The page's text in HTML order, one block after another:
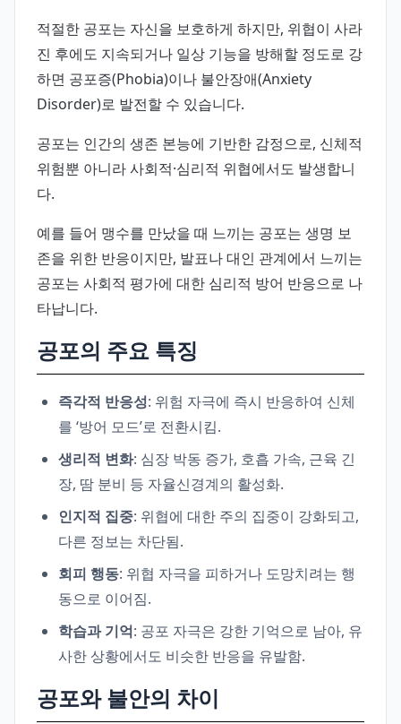
적절한 공포는 자신을 보호하게 하지만, 위협이 사라
진 후에도 지속되거나 일상 기능을 방해할 정도로 강
하면 공포증(Phobia)이나 불안장애(Anxiety
Disorder)로 발전할 수 있습니다.
공포는 인간의 생존 본능에 기반한 감정으로, 신체적
위험뿐 아니라 사회적·심리적 위협에서도 발생합니
다.
예를 들어 맹수를 만났을 때 느끼는 공포는 생명 보
존을 위한 반응이지만, 발표나 대인 관계에서 느끼는
공포는 사회적 평가에 대한 심리적 방어 반응으로 나
타납니다.
공포의 주요 특징
즉각적 반응성: 위험 자극에 즉시 반응하여 신체
를 ‘방어 모드’로 전환시킴.
생리적 변화: 심장 박동 증가, 호흡 가속, 근육 긴
장, 땀 분비 등 자율신경계의 활성화.
인지적 집중: 위협에 대한 주의 집중이 강화되고,
다른 정보는 차단됨.
회피 행동: 위협 자극을 피하거나 도망치려는 행
동으로 이어짐.
학습과 기억: 공포 자극은 강한 기억으로 남아, 유
사한 상황에서도 비슷한 반응을 유발함.
공포와 불안의 차이